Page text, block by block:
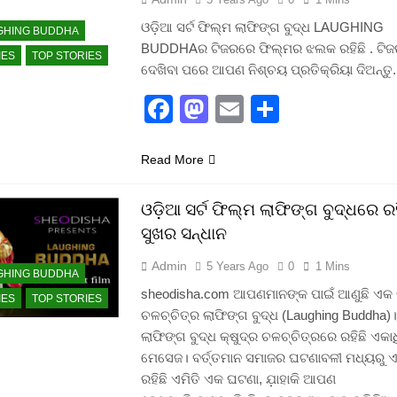
BUDDHA
TOP STORIES
ଓଡ଼ିଆ ସର୍ଟ ଫିଲ୍ମ ଲାଫିଙ୍ଗ ବୁଦ୍ଧ LAUGHING
BUDDHAର ଟିଜରରେ ଫିଲ୍ମର ଝଲକ ରହିଛି .
ଦେଖିବା ପରେ ଆପଣ ନିଶ୍ଚୟ ପ୍ରତିକ୍ରିୟା
Facebook
Mastodon
Email
Read More
BUDDHA
TOP STORIES
ଓଡ଼ିଆ ସର୍ଟ ଫିଲ୍ମ ଲାଫିଙ୍ଗ ବୁଦ୍ଧରେ
ସୁଖର ସନ୍ଧାନ
Admin 5 Years Ago 0 1 Mins
sheodisha.com ଆପଣମାନଙ୍କ ପାଇଁ ଆଣୁଛି
ଚଳଚ୍ଚିତ୍ର ଲାଫିଙ୍ଗ ବୁଦ୍ଧ (Laughing Buddha)।
ଲାଫିଙ୍ଗ ବୁଦ୍ଧ କ୍ଷୁଦ୍ର ଚଳଚ୍ଚିତ୍ରରେ ରହିଛି
ମେସେଜ। ବର୍ତ୍ତମାନ ସମାଜର ଘଟଣାବଳୀ ମଧ୍ୟରୁ
ରହିଛି ଏମିତି ଏକ ଘଟଣା, ଯ଼ାହାକି ଆପଣ